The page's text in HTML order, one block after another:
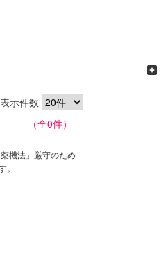
示件数
（全0件）
機法」厳守のため